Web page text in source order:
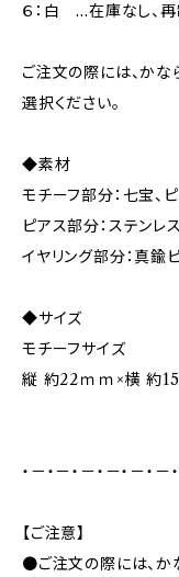
６：白 …在庫なし、
ご注文の際には、かな
選択ください。
◆素材
モチーフ部分：七宝、
ピアス部分：ステン
イヤリング部分
◆サイズ
モチーフサイズ
縦 約22ｍｍ×横 約
・－・－・－・－・－・－
【ご注意】
●ご注文の際には、か